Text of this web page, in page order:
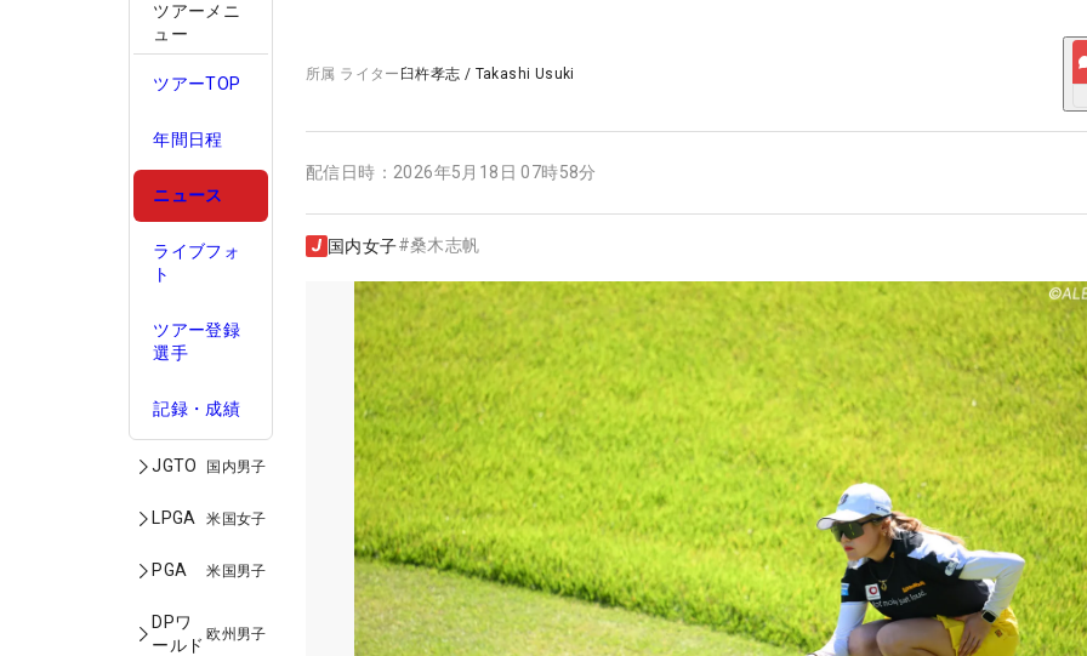
ツアーメニ
ュー
ツアーTOP
年間日程
ニュース
ライブフォ
ト
ツアー登録
選手
記録・成績
JGTO 国内男子
LPGA 米国女子
PGA 米国男子
DPワ
ールド
欧州男子
所属 ライター 臼杵孝志 / Takashi Usuki
配信日時： 2026年5月18日 07時58分
国内女子#桑木志帆